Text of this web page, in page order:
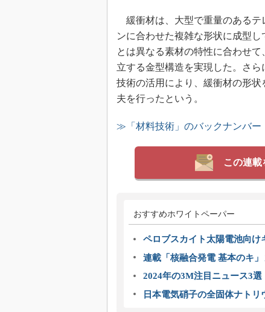
緩衝材は、大型で重量のあるテ
ンに合わせた複雑な形状に成型し
とは異なる素材の特性に合わせ
立する金型構造を実現した。さ
技術の活用により、緩衝材の形
夫を行ったという。
≫「材料技術」のバックナンバー
この連
おすすめホワイトペーパー
ペロブスカイト太陽電池向
連載「核融合発電 基本のキ
2024年の3M注目ニュース3
日本電気硝子の全固体ナト